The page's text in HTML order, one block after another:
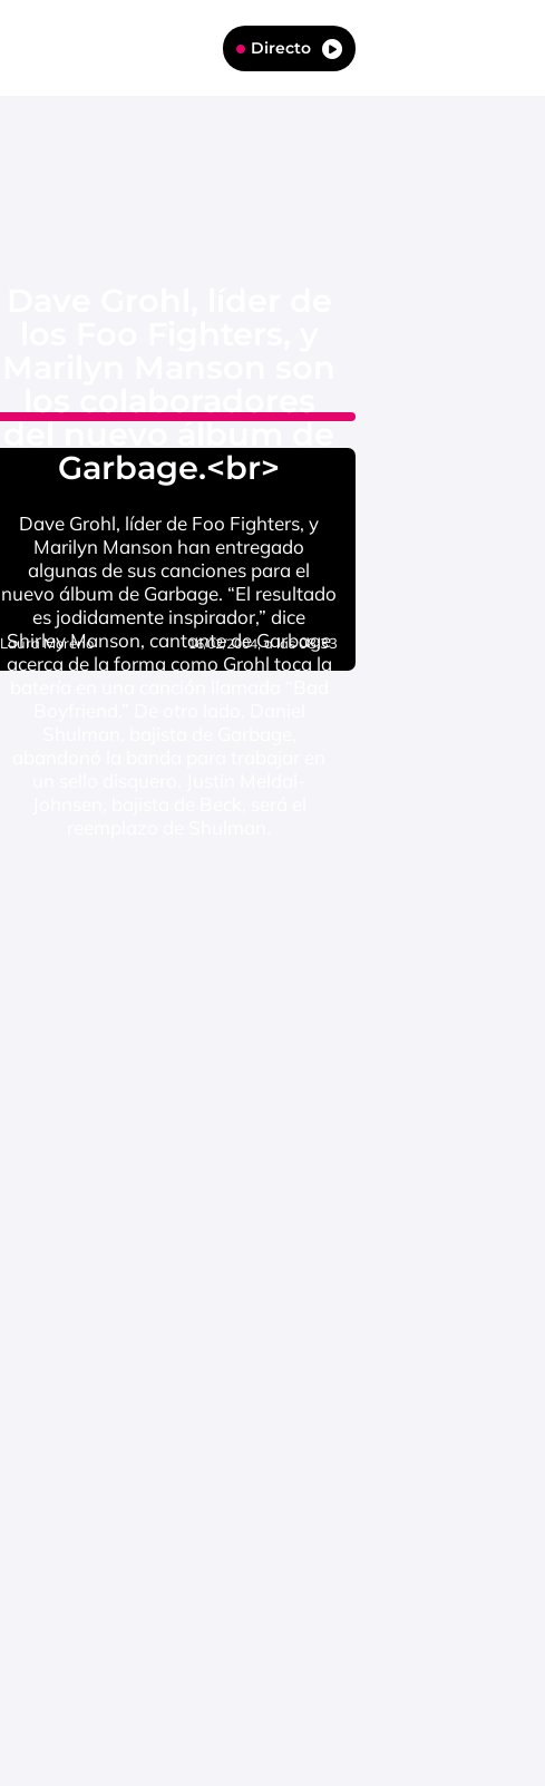
Directo
del nuevo álbum de
Garbage.<br>
Dave Grohl, líder de Foo Fighters, y
Marilyn Manson han entregado
algunas de sus canciones para el
nuevo álbum de Garbage. “El resultado
es jodidamente inspirador,” dice
Shirley Manson, cantante de Garbage
acerca de la forma como Grohl toca la
Laura Moreno 16/02/2004, a las 08:33